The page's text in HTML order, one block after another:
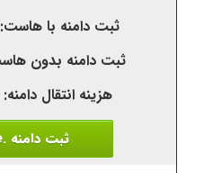
ثبت دامنه .movie ارزان